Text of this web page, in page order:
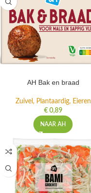
AH Bak en braad
Zuivel, Plantaardig, Eieren
€0,89
NAAR AH